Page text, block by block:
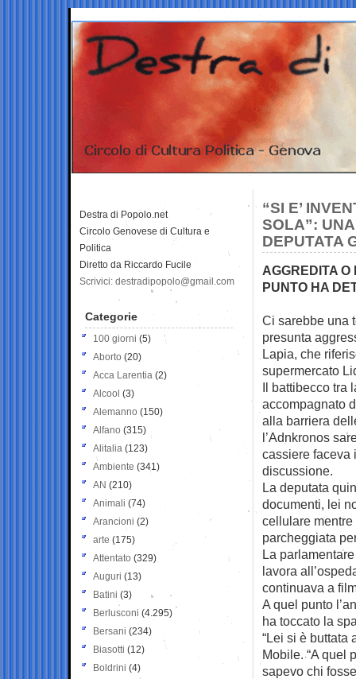
“SI E’
SOLA”:
DEPUTATA
AGGREDITA
PUNTO HA
Ci sarebbe una
presunta
Lapia, che
supermercato
Il battibecco tra
accompagnato
alla barriera
l’Adnkronos
cassiere faceva
discussione.
La deputata
documenti, lei
cellulare mentre
parcheggiata
La
lavora
continuava a
A quel punto
ha toccato la
“Lei si è buttata
Mobile. “A quel
sapevo chi
Destra di Popolo.net
Circolo Genovese di Cultura e
Politica
Diretto da Riccardo Fucile
Scrivici: destradipopolo@gmail.com
Categorie
100 giorni (5)
Aborto (20)
Acca Larentia (2)
Alcool (3)
Alemanno (150)
Alfano (315)
Alitalia (123)
Ambiente (341)
AN (210)
Animali (74)
Arancioni (2)
arte (175)
Attentato (329)
Auguri (13)
Batini (3)
Berlusconi (4.295)
Bersani (234)
Biasotti (12)
Boldrini (4)